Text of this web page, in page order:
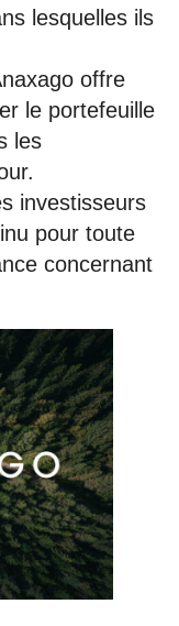
lesquelles ils
offre
le portefeuille
les
investisseurs
pour toute
concernant